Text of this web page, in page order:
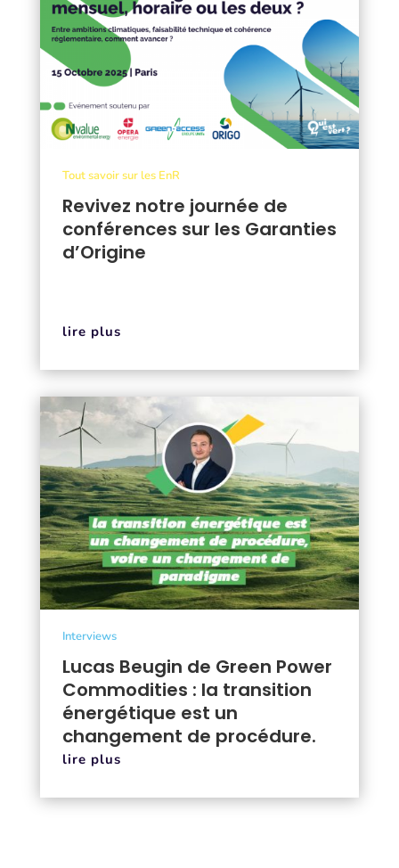
Revivez notre journée de
conférences sur les Garanties
d’Origine
Tout savoir sur les EnR
lire plus
Lucas Beugin de Green Power
Commodities : la transition
énergétique est un
changement de procédure.
Interviews
lire plus